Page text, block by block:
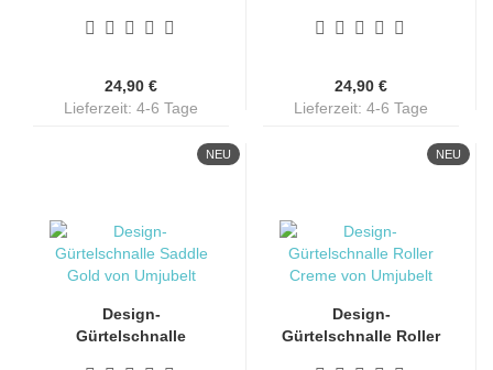
von...
24,90 €
Lieferzeit: 4-6 Tage
Umjubelt...
24,90 €
Lieferzeit: 4-6 Tage
NEU
Design-
Gürtelschnalle
NEU
Design-
Gürtelschnalle Roller